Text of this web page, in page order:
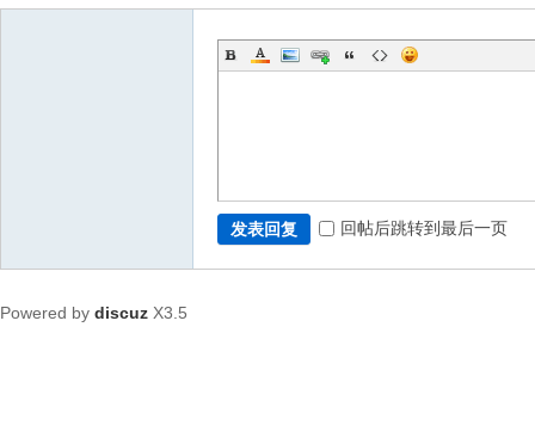
发表回复 回帖后跳转到最后一页
Powered by discuz X3.5